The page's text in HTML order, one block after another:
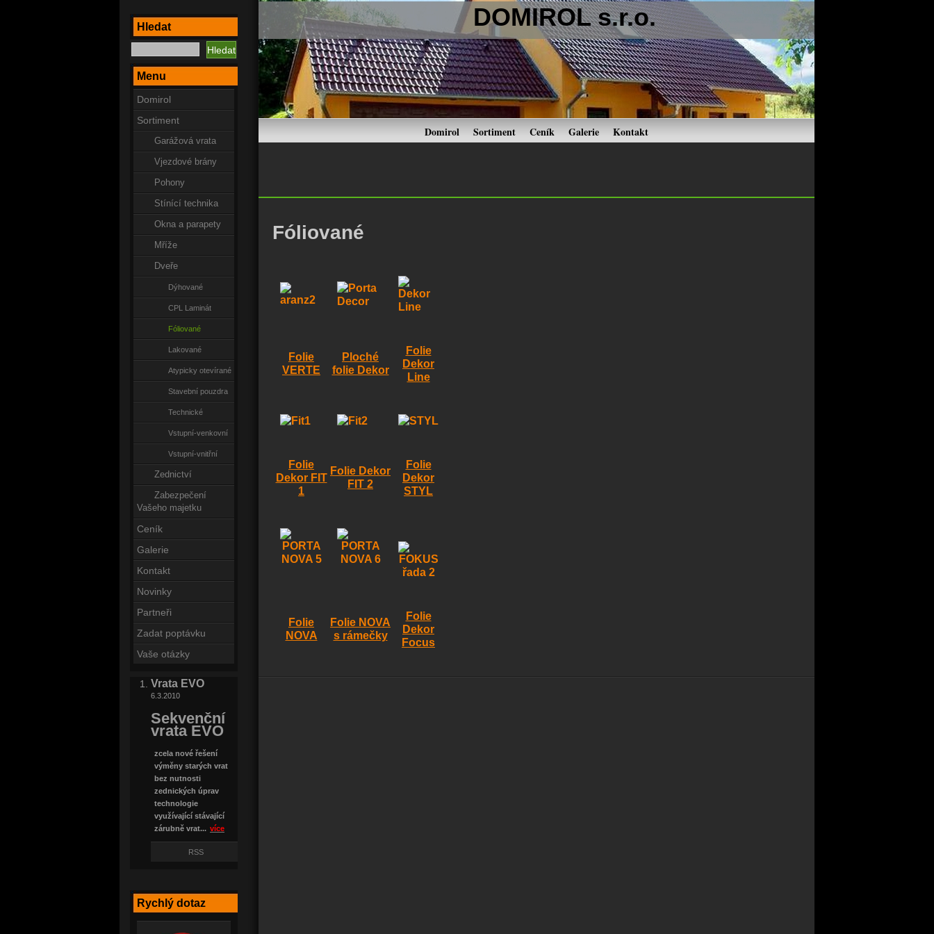
DOMIROL s.r.o.
Domirol Sortiment Ceník Galerie Kontakt
Hledat
Menu
Domirol
Sortiment
Garážová vrata
Vjezdové brány
Pohony
Stínící technika
Okna a parapety
Mříže
Dveře
Dýhované
CPL Laminát
Fóliované
Lakované
Atypicky otevírané
Stavební pouzdra
Technické
Vstupní-venkovní
Vstupní-vnitřní
Zednictví
Zabezpečení
Vašeho majetku
Ceník
Galerie
Kontakt
Novinky
Partneři
Zadat poptávku
Vaše otázky
Vrata EVO
6.3.2010
Sekvenční
vrata EVO
zcela nové řešení
výměny starých vrat
bez nutnosti
zednických úprav
technologie
využívající stávající
zárubně vrat... více
RSS
Rychlý dotaz
Fóliované
Folie
VERTE
Ploché
folie Dekor
Folie
Dekor
Line
Folie
Dekor FIT
1
Folie Dekor
FIT 2
Folie
Dekor
STYL
Folie
NOVA
Folie NOVA
s rámečky
Folie
Dekor
Focus